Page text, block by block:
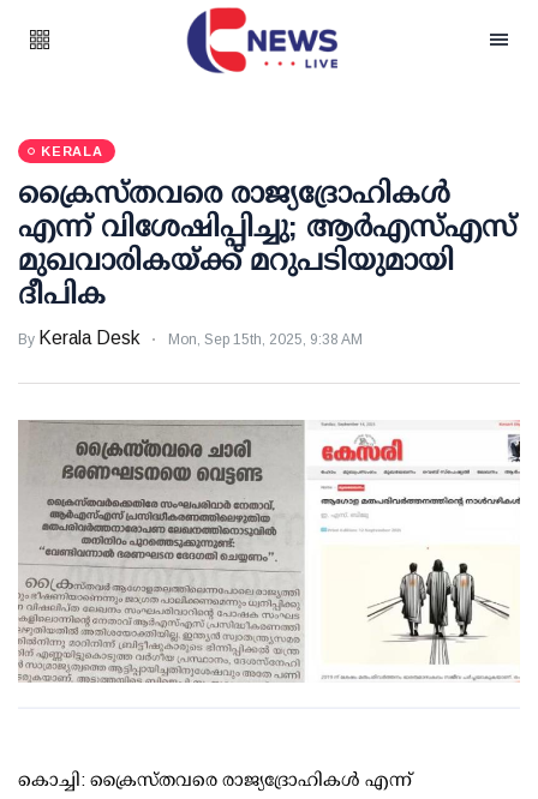
KERALA
ക്രൈസ്തവരെ രാജ്യദ്രോഹികൾ
എന്ന് വിശേഷിപ്പിച്ചു; ആർഎസ്എസ്
മുഖവാരികയ്ക്ക് മറുപടിയുമായി
ദീപിക
By Kerala Desk Mon, Sep 15th, 2025, 9:38 AM
കൊച്ചി: ക്രൈസ്തവരെ രാജ്യദ്രോഹികൾ എന്ന്